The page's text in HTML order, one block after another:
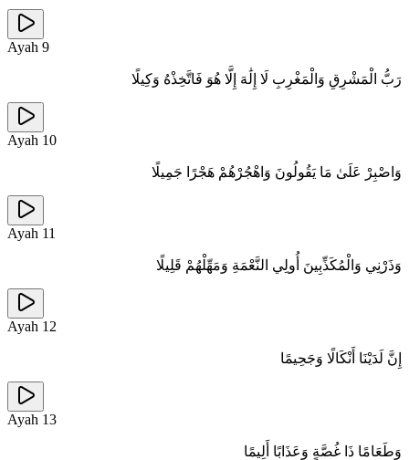
Ayah 9
رَبُّ الْمَشْرِقِ وَالْمَغْرِبِ لَا إِلَٰهَ إِلَّا هُوَ فَاتَّخِذْهُ وَكِيلًا
Ayah 10
وَاصْبِرْ عَلَىٰ مَا يَقُولُونَ وَاهْجُرْهُمْ هَجْرًا جَمِيلًا
Ayah 11
وَذَرْنِي وَالْمُكَذِّبِينَ أُولِي النَّعْمَةِ وَمَهِّلْهُمْ قَلِيلًا
Ayah 12
إِنَّ لَدَيْنَا أَنْكَالًا وَجَحِيمًا
Ayah 13
وَطَعَامًا ذَا غُصَّةٍ وَعَذَابًا أَلِيمًا